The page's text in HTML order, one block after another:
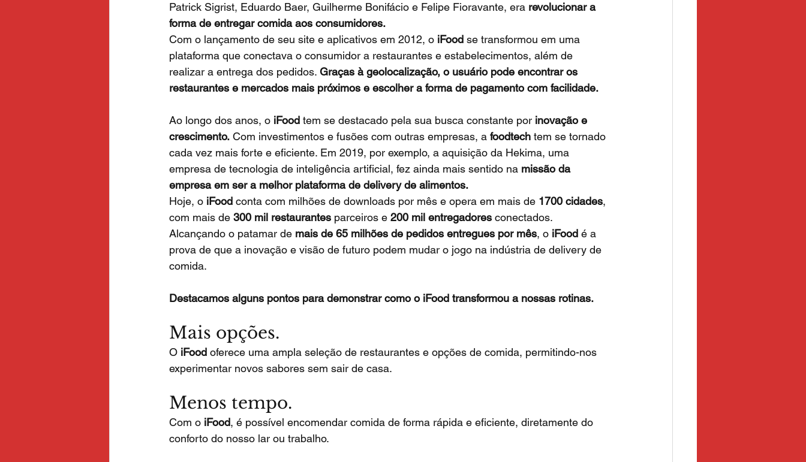
Patrick Sigrist, Eduardo Baer, Guilherme Bonifácio e Felipe Fioravante, era revolucionar a
forma de entregar comida aos consumidores.
Com o lançamento de seu site e aplicativos em 2012, o iFood se transformou em uma
plataforma que conectava o consumidor a restaurantes e estabelecimentos, além de
realizar a entrega dos pedidos. Graças à geolocalização, o usuário pode encontrar os
restaurantes e mercados mais próximos e escolher a forma de pagamento com facilidade.
Ao longo dos anos, o iFood tem se destacado pela sua busca constante por inovação e
crescimento. Com investimentos e fusões com outras empresas, a foodtech tem se tornado
cada vez mais forte e eficiente. Em 2019, por exemplo, a aquisição da Hekima, uma
empresa de tecnologia de inteligência artificial, fez ainda mais sentido na missão da
empresa em ser a melhor plataforma de delivery de alimentos.
Hoje, o iFood conta com milhões de downloads por mês e opera em mais de 1700 cidades,
com mais de 300 mil restaurantes parceiros e 200 mil entregadores conectados.
Alcançando o patamar de mais de 65 milhões de pedidos entregues por mês, o iFood é a
prova de que a inovação e visão de futuro podem mudar o jogo na indústria de delivery de
comida.
Destacamos alguns pontos para demonstrar como o iFood transformou a nossas rotinas.
Mais opções.
O iFood oferece uma ampla seleção de restaurantes e opções de comida, permitindo-nos
experimentar novos sabores sem sair de casa.
Menos tempo.
Com o iFood, é possível encomendar comida de forma rápida e eficiente, diretamente do
conforto do nosso lar ou trabalho.